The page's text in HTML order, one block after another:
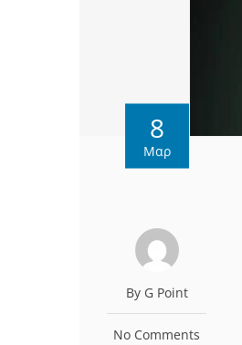
8
Μαρ
By G Point
No Comments